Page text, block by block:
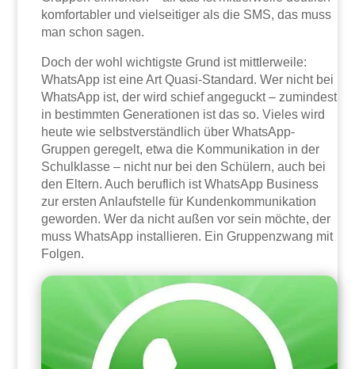
komfortabler und vielseitiger als die SMS, das muss
man schon sagen.
Doch der wohl wichtigste Grund ist mittlerweile:
WhatsApp ist eine Art Quasi-Standard. Wer nicht bei
WhatsApp ist, der wird schief angeguckt – zumindest
in bestimmten Generationen ist das so. Vieles wird
heute wie selbstverständlich über WhatsApp-
Gruppen geregelt, etwa die Kommunikation in der
Schulklasse – nicht nur bei den Schülern, auch bei
den Eltern. Auch beruflich ist WhatsApp Business
zur ersten Anlaufstelle für Kundenkommunikation
geworden. Wer da nicht außen vor sein möchte, der
muss WhatsApp installieren. Ein Gruppenzwang mit
Folgen.